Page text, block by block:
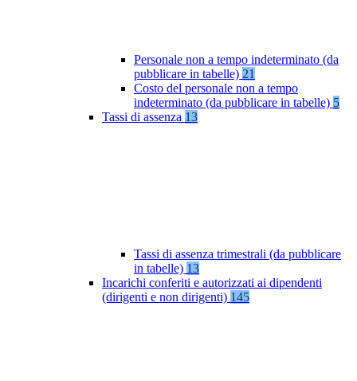
Personale non a tempo indeterminato (da
pubblicare in tabelle) 21
Costo del personale non a tempo
indeterminato (da pubblicare in tabelle) 5
Tassi di assenza 13
Tassi di assenza trimestrali (da pubblicare
in tabelle) 13
Incarichi conferiti e autorizzati ai dipendenti
(dirigenti e non dirigenti) 145